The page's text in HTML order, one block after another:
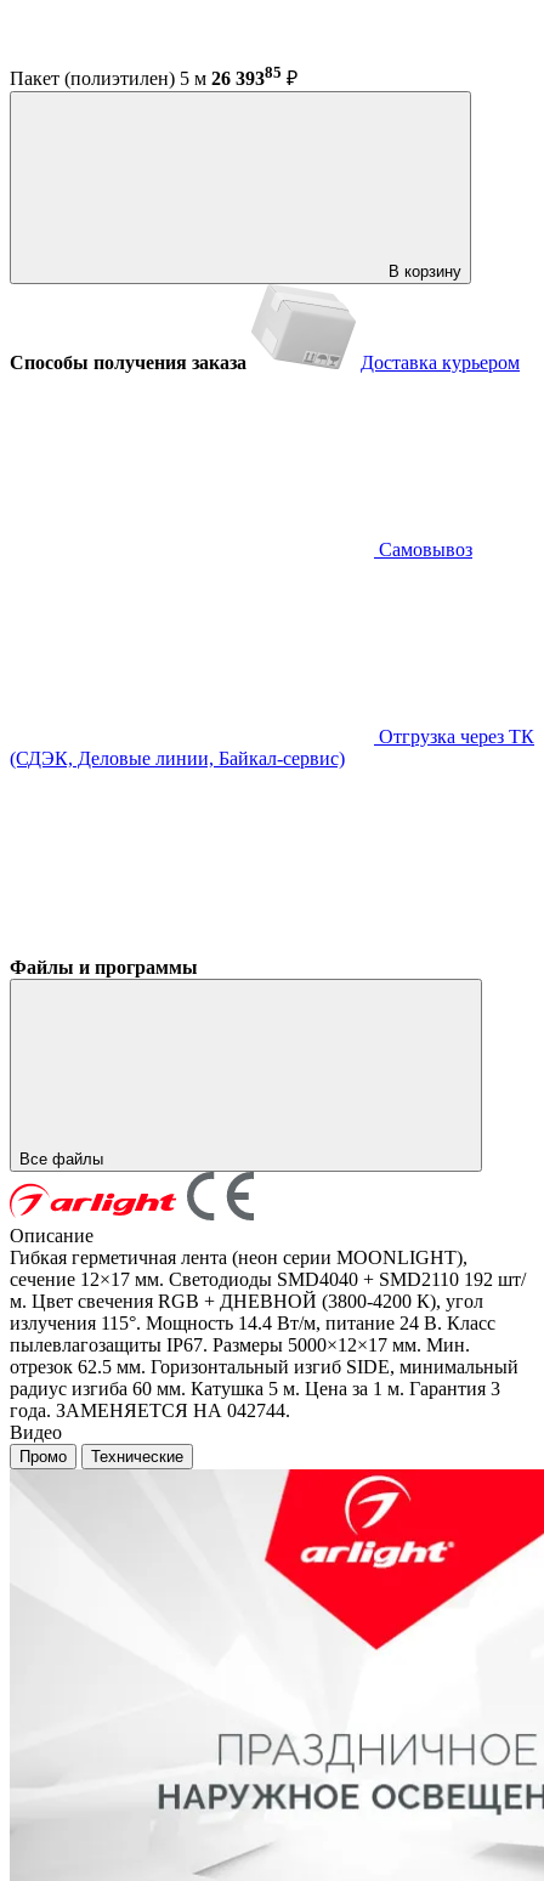
Пакет (полиэтилен) 5 м 26 39385 ₽
В корзину
Способы получения заказа Доставка курьером
Самовывоз
Отгрузка через ТК
(СДЭК, Деловые линии, Байкал-сервис)
Файлы и программы
Все файлы
Описание
Гибкая герметичная лента (неон серии MOONLIGHT),
сечение 12×17 мм. Светодиоды SMD4040 + SMD2110 192 шт/
м. Цвет свечения RGB + ДНЕВНОЙ (3800-4200 К), угол
излучения 115°. Мощность 14.4 Вт/м, питание 24 В. Класс
пылевлагозащиты IP67. Размеры 5000×12×17 мм. Мин.
отрезок 62.5 мм. Горизонтальный изгиб SIDE, минимальный
радиус изгиба 60 мм. Катушка 5 м. Цена за 1 м. Гарантия 3
года. ЗАМЕНЯЕТСЯ НА 042744.
Видео
Промо Технические